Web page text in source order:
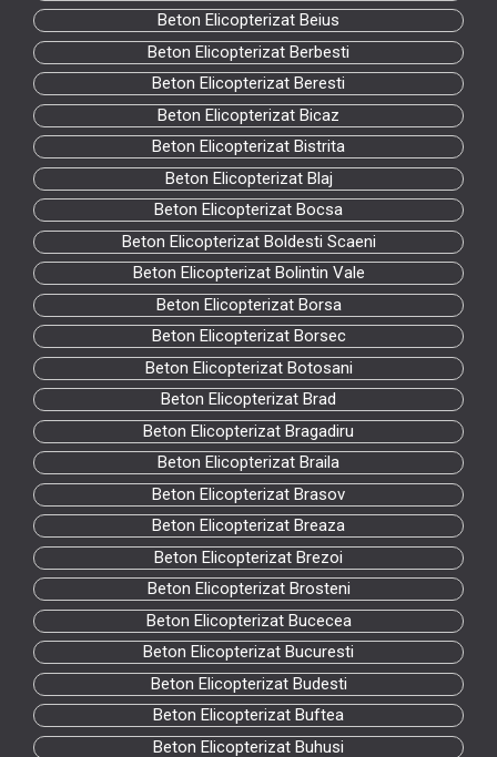
Beton Elicopterizat Beius
Beton Elicopterizat Berbesti
Beton Elicopterizat Beresti
Beton Elicopterizat Bicaz
Beton Elicopterizat Bistrita
Beton Elicopterizat Blaj
Beton Elicopterizat Bocsa
Beton Elicopterizat Boldesti Scaeni
Beton Elicopterizat Bolintin Vale
Beton Elicopterizat Borsa
Beton Elicopterizat Borsec
Beton Elicopterizat Botosani
Beton Elicopterizat Brad
Beton Elicopterizat Bragadiru
Beton Elicopterizat Braila
Beton Elicopterizat Brasov
Beton Elicopterizat Breaza
Beton Elicopterizat Brezoi
Beton Elicopterizat Brosteni
Beton Elicopterizat Bucecea
Beton Elicopterizat Bucuresti
Beton Elicopterizat Budesti
Beton Elicopterizat Buftea
Beton Elicopterizat Buhusi